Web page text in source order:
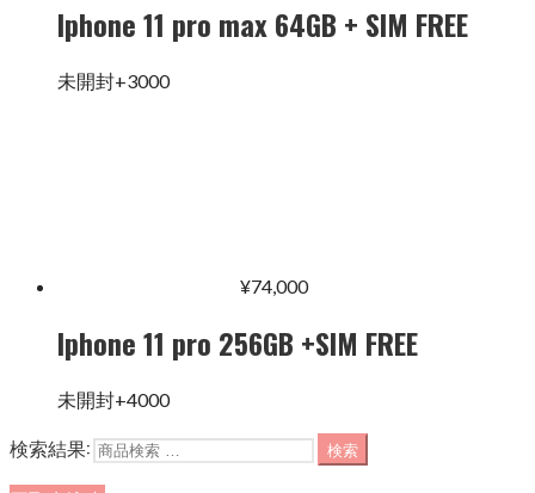
Iphone 11 pro max 64GB + SIM FREE
未開封+3000
¥74,000
Iphone 11 pro 256GB +SIM FREE
未開封+4000
検索結果: 検索